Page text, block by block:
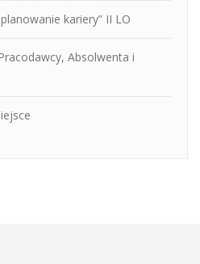
kariery” II LO
Absolwenta i